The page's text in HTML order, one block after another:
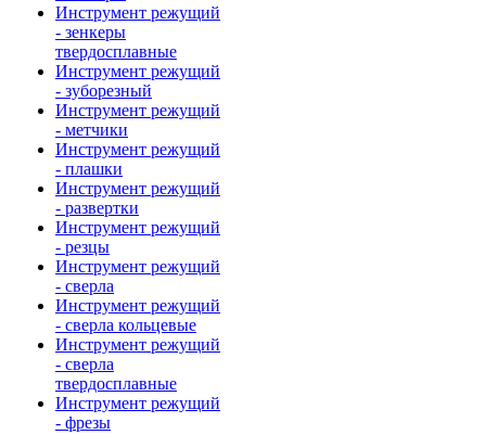
Инструмент режущий
- зенкеры
твердосплавные
Инструмент режущий
- зуборезный
Инструмент режущий
- метчики
Инструмент режущий
- плашки
Инструмент режущий
- развертки
Инструмент режущий
- резцы
Инструмент режущий
- сверла
Инструмент режущий
- сверла кольцевые
Инструмент режущий
- сверла
твердосплавные
Инструмент режущий
- фрезы